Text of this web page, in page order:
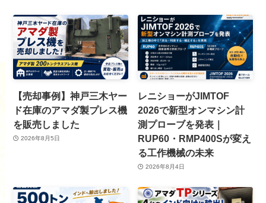
【売却事例】神戸三木ヤー
ド在庫のアマダ製プレス機
を販売しました
2026年8月5日
レニショーがJIMTOF
2026で新型オンマシン計
測プローブを発表｜
RUP60・RMP400Sが変え
る工作機械の未来
2026年8月4日